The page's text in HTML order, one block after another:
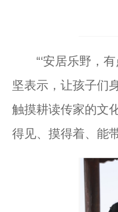
“‘安居乐野，有
坚表示，让孩子们
触摸耕读传家的文
得见、摸得着、能